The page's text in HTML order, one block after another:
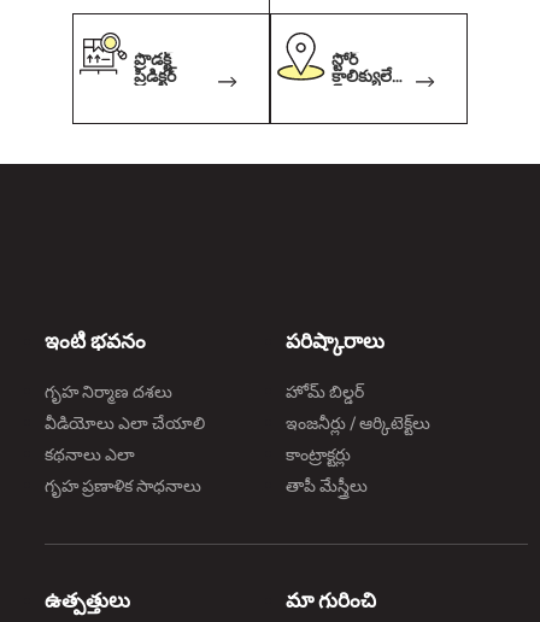
ప్రొడక్ట్
ప్రిడిక్టర్
స్టోర్
కాలిక్యులేట
ఇంటి భవనం
గృహ నిర్మాణ దశలు
వీడియోలు ఎలా చేయాలి
కథనాలు ఎలా
గృహ ప్రణాళిక సాధనాలు
పరిష్కారాలు
హోమ్ బిల్డర్
ఇంజనీర్లు / ఆర్కిటెక్ట్‌లు
కాంట్రాక్టర్లు
తాపీ మేస్త్రీలు
ఉత్పత్తులు మా గురించి